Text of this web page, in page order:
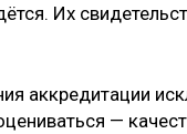
Их
аккредитации
—